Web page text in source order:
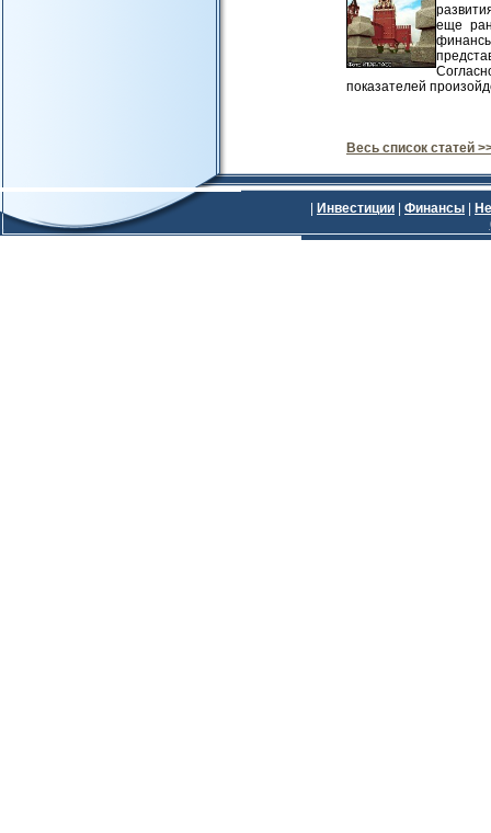
еще
показателей
Весь список статей
Инвестиции Финансы